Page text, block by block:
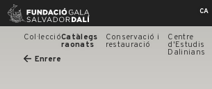
Skip
CA
Col·leccióCatàlegs
raonats
Conservació i
restauració
Centre
d'Estudis
Dalinians
Enrere